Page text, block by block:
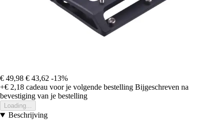
€ 49,98 € 43,62 -13%
+€ 2,18 cadeau voor je volgende bestelling Bijgeschreven na
bevestiging van je bestelling
Loading...
Beschrijving